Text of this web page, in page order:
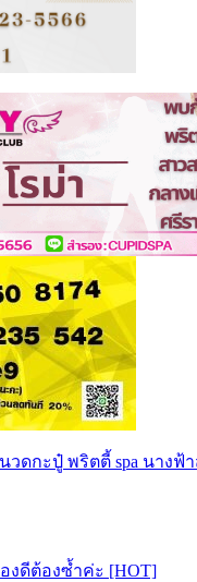
วดกะปู๋ พริตตี้ spa นา
งดีต้องซ้ำค่ะ [HOT]